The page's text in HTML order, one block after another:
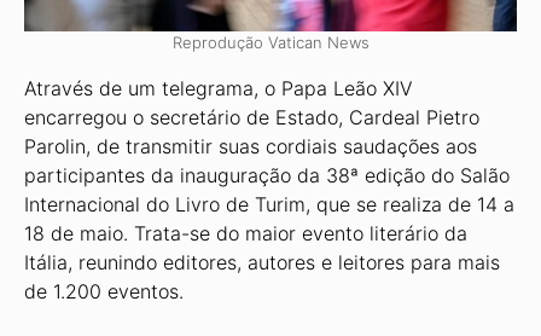
Reprodução Vatican News
Através de um telegrama, o Papa Leão XIV
encarregou o secretário de Estado, Cardeal Pietro
Parolin, de transmitir suas cordiais saudações aos
participantes da inauguração da 38ª edição do Salão
Internacional do Livro de Turim, que se realiza de 14 a
18 de maio. Trata-se do maior evento literário da
Itália, reunindo editores, autores e leitores para mais
de 1.200 eventos.